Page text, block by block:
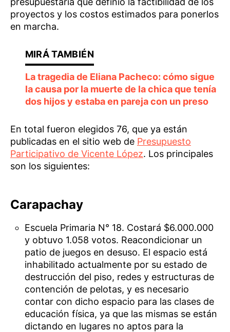
proyectos y los costos estimados para ponerlos
en marcha.
La tragedia de Eliana Pacheco: cómo sigue
la causa por la muerte de la chica que tenía
dos hijos y estaba en pareja con un preso
En total fueron elegidos 76, que ya están
publicadas en el sitio web de Presupuesto
Participativo de Vicente López. Los principales
son los siguientes:
Carapachay
Escuela Primaria N° 18. Costará $6.000.000
y obtuvo 1.058 votos. Reacondicionar un
patio de juegos en desuso. El espacio está
inhabilitado actualmente por su estado de
destrucción del piso, redes y estructuras de
contención de pelotas, y es necesario
contar con dicho espacio para las clases de
educación física, ya que las mismas se están
dictando en lugares no aptos para la